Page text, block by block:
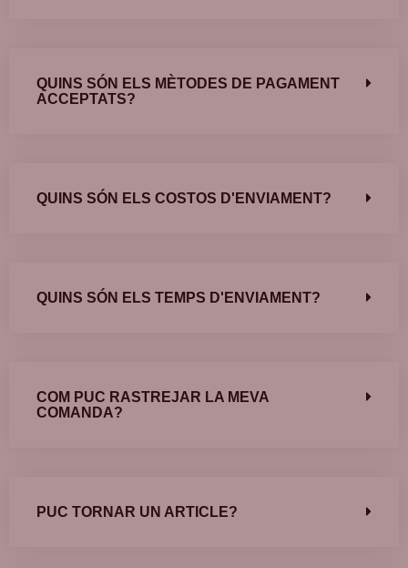
QUINS SÓN ELS MÈTODES DE PAGAMENT
ACCEPTATS?
QUINS SÓN ELS COSTOS D'ENVIAMENT?
QUINS SÓN ELS TEMPS D'ENVIAMENT?
COM PUC RASTREJAR LA MEVA
COMANDA?
PUC TORNAR UN ARTICLE?